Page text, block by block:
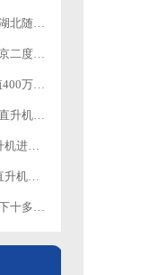
价值400万的直升机在北湖北随州进行空中航测
价值400万的直升机在北京二度开展空中巡检
泰安小伙子新婚出动价值400万的直升机助阵
济南章丘一商家租400万直升机进行空中飞行
价值2000多万的贝尔直升机进行空中巡检
价值2000多万的小松鼠直升机空中吊装茶树
价值400万的直升机在零下十多度的北京继续航测